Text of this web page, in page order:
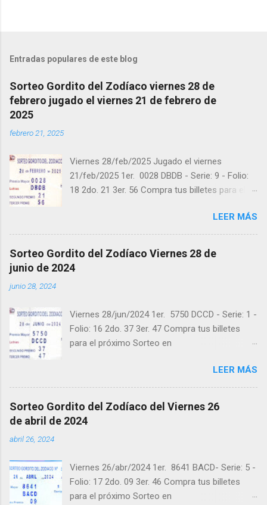
Entradas populares de este blog
Sorteo Gordito del Zodíaco viernes 28 de
febrero jugado el viernes 21 de febrero de
2025
febrero 21, 2025
Viernes 28/feb/2025 Jugado el viernes
21/feb/2025 1er. 0028 DBDB - Serie: 9 - Folio:
18 2do. 21 3er. 56 Compra tus billetes para el
instagram.com/balotas_panama - En Twitter:
@balotas y Facebook: facebook.com/balotas
"Buena Suerte" para el próximo sorteo,
recuerden visitarnos en balotas.com para
conocer los datos que le ayudaran a ganar y
LEER MÁS
Sorteo Gordito del Zodíaco Viernes 28 de
junio de 2024
junio 28, 2024
Viernes 28/jun/2024 1er. 5750 DCCD - Serie: 1 -
Folio: 16 2do. 37 3er. 47 Compra tus billetes
para el próximo Sorteo en
Instagram: instagram.com/balotas_panama -
En Twitter: @balotas y Facebook:
facebook.com/balotas Pruebe su suerte en las
próximo sorteo, recuerden visitarnos en
balotas.com para conocer los datos que le
ayudaran a ganar y ver los sorteos que se le
LEER MÁS
Sorteo Gordito del Zodíaco del Viernes 26
de abril de 2024
abril 26, 2024
Viernes 26/abr/2024 1er. 8641 BACD- Serie: 5 -
Folio: 17 2do. 09 3er. 46 Compra tus billetes
para el próximo Sorteo en